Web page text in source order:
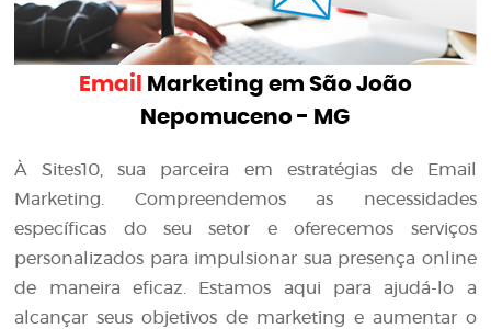
Email
Marketing em São João
Nepomuceno - MG
À Sites10, sua parceira em estratégias de Email
Marketing. Compreendemos as necessidades
específicas do seu setor e oferecemos serviços
personalizados para impulsionar sua presença online
de maneira eficaz. Estamos aqui para ajudá-lo a
alcançar seus objetivos de marketing e aumentar o